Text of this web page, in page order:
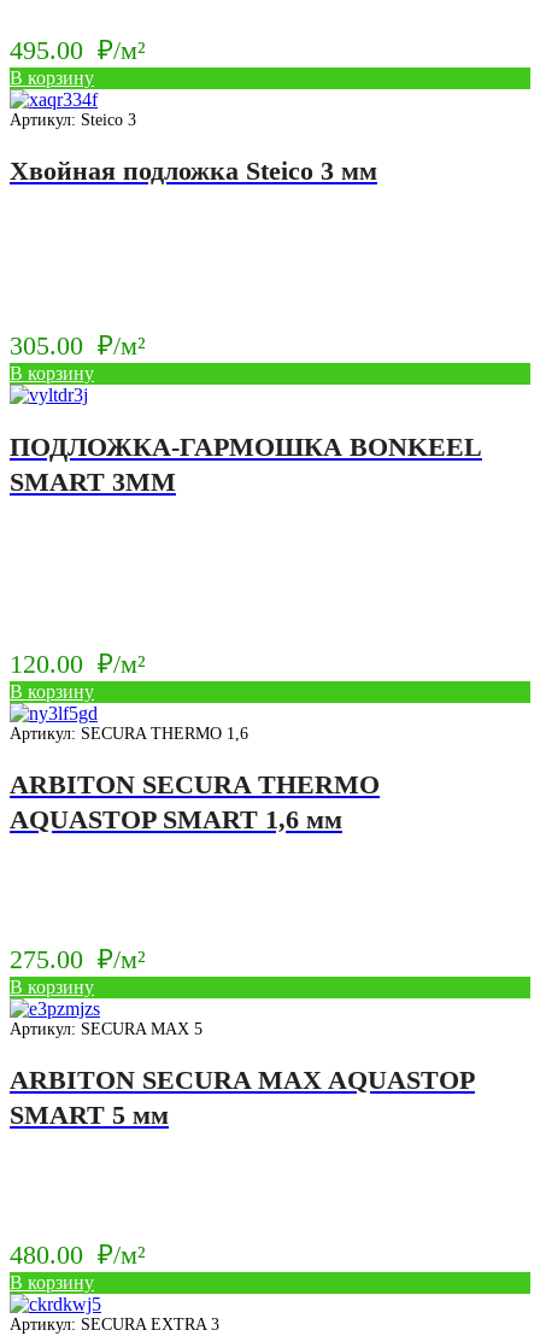
495.00 ₽/м²
В корзину
Артикул: Steico 3
Хвойная подложка Steico 3 мм
305.00 ₽/м²
В корзину
ПОДЛОЖКА-ГАРМОШКА BONKEEL
SMART 3ММ
120.00 ₽/м²
В корзину
Артикул: SECURA THERMO 1,6
ARBITON SECURA THERMO
AQUASTOP SMART 1,6 мм
275.00 ₽/м²
В корзину
Артикул: SECURA MAX 5
ARBITON SECURA MAX AQUASTOP
SMART 5 мм
480.00 ₽/м²
В корзину
Артикул: SECURA EXTRA 3